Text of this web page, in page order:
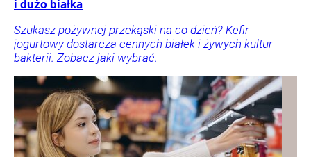
i dużo białka
Szukasz pożywnej przekąski na co dzień? Kefir
jogurtowy dostarcza cennych białek i żywych kultur
bakterii. Zobacz jaki wybrać.